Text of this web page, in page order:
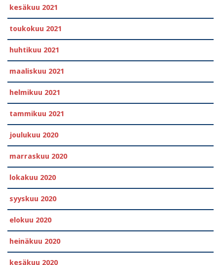
kesäkuu 2021
toukokuu 2021
huhtikuu 2021
maaliskuu 2021
helmikuu 2021
tammikuu 2021
joulukuu 2020
marraskuu 2020
lokakuu 2020
syyskuu 2020
elokuu 2020
heinäkuu 2020
kesäkuu 2020